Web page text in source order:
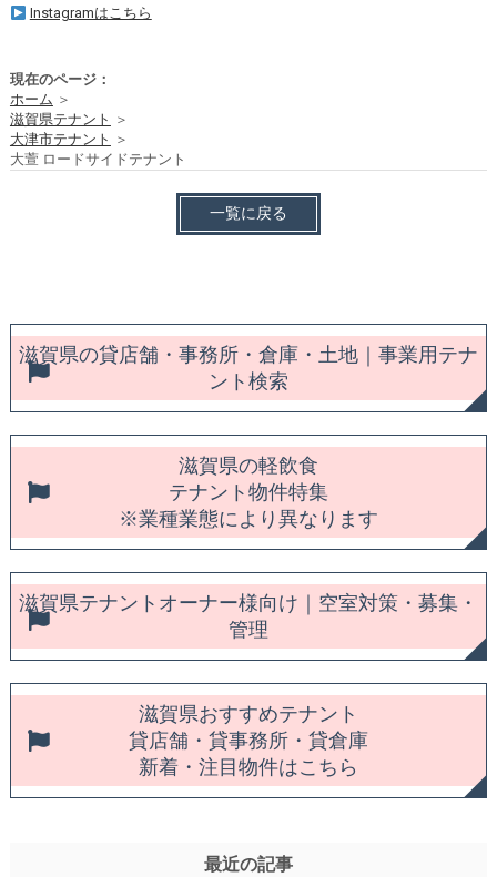
Instagramはこちら
現在のページ：
ホーム ＞
滋賀県テナント ＞
大津市テナント ＞
大萱 ロードサイドテナント
一覧に戻る
滋賀県の貸店舗・事務所・倉庫・土地｜事業用テナ
ント検索
滋賀県の軽飲食
テナント物件特集
※業種業態により異なります
滋賀県テナントオーナー様向け｜空室対策・募集・
管理
滋賀県おすすめテナント
貸店舗・貸事務所・貸倉庫
新着・注目物件はこちら
最近の記事